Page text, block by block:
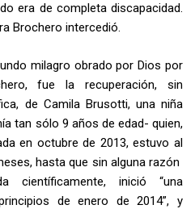
era de completa discapacidad.
Brochero intercedió.
milagro obrado por Dios por
fue la recuperación, sin
de Camila Brusotti, una niña
tan sólo 9 años de edad- quien,
en octubre de 2013, estuvo al
hasta que sin alguna razón
científicamente, inició “una
de enero de 2014”, y